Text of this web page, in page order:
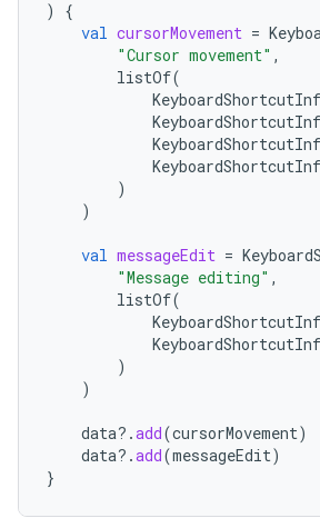
)
{
val cursorMovement =
"Cursor movement" ,
listOf(
)
)
val messageEdit =
"Message editing" ,
listOf(
)
)
data?.add(cursorMovement)
data?.add(messageEdit)
}